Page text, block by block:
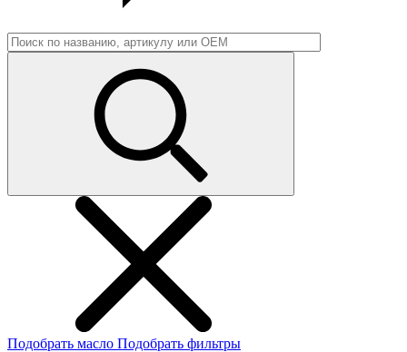
Подобрать масло Подобрать фильтры